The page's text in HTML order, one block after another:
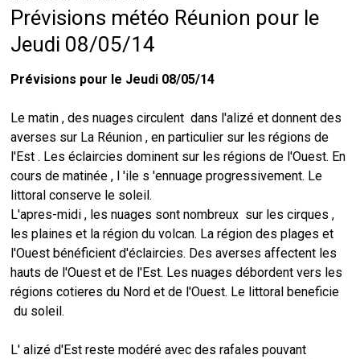
Prévisions météo Réunion pour le
Jeudi 08/05/14
Prévisions pour le Jeudi 08/05/14
Le matin , des nuages circulent dans l'alizé et donnent des
averses sur La Réunion , en particulier sur les régions de
l'Est . Les éclaircies dominent sur les régions de l'Ouest. En
cours de matinée , l 'ile s 'ennuage progressivement. Le
littoral conserve le soleil.
L'apres-midi , les nuages sont nombreux sur les cirques ,
les plaines et la région du volcan. La région des plages et
l'Ouest bénéficient d'éclaircies. Des averses affectent les
hauts de l'Ouest et de l'Est. Les nuages débordent vers les
régions cotieres du Nord et de l'Ouest. Le littoral beneficie
du soleil.
L' alizé d'Est reste modéré avec des rafales pouvant